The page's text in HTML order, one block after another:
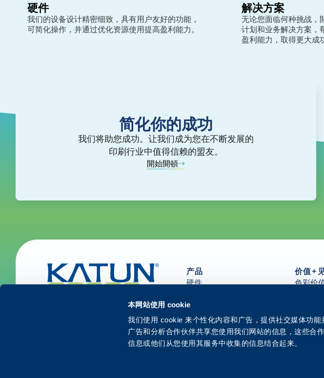
本网站使用 cookie
我们使用 cookie 来个性化内容和广告，提供社交媒体功能
广告和分析合作伙伴共享您使用我们网站的信息，这些合
信息或他们从您使用其服务中收集的信息结合起来。
硬件
我们的设备设计精密细致，具有用户友好的功能，
可简化操作，并通过优化资源使用提高盈利能力。
解决方案
无论您面临何种挑战，
计划和业务解决方案，
盈利能力，取得更大成
简化你的成功
我们将助您成功。让我们成为您在不断发展的
印刷行业中值得信赖的盟友。
開始開頓
产品
硬件
解决方案
价值+
色彩价
洞察力
创新中